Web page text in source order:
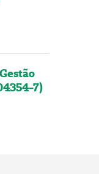
7)